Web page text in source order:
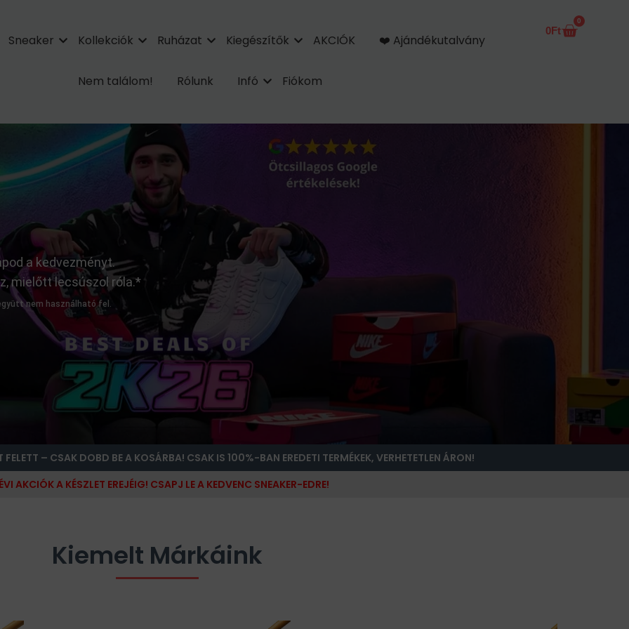
Sneaker Kollekciók Ruházat Kiegészítők AKCIÓK ❤️ Ajándékutalvány
Nem találom! Rólunk Infó Fiókom
0Ft
0
Kosár
a kedvezményt.
mielőtt lecsúszol róla.*
nem használható fel.
– CSAK DOBD BE A KOSÁRBA! CSAK IS 100%-BAN EREDETI TERMÉKEK, VERHETETLEN ÁRON!
AKCIÓK A KÉSZLET EREJÉIG! CSAPJ LE A KEDVENC SNEAKER-EDRE!
Kiemelt Márkáink